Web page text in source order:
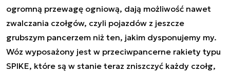
ogromną przewagę ogniową, dają możliwość nawet
zwalczania czołgów, czyli pojazdów z jeszcze
grubszym pancerzem niż ten, jakim dysponujemy my.
Wóz wyposażony jest w przeciwpancerne rakiety typu
SPIKE, które są w stanie teraz zniszczyć każdy czołg,